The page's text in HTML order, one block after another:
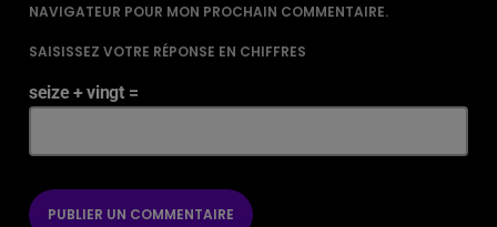
NAVIGATEUR POUR MON PROCHAIN COMMENTAIRE.
SAISISSEZ VOTRE RÉPONSE EN CHIFFRES
seize + vingt =